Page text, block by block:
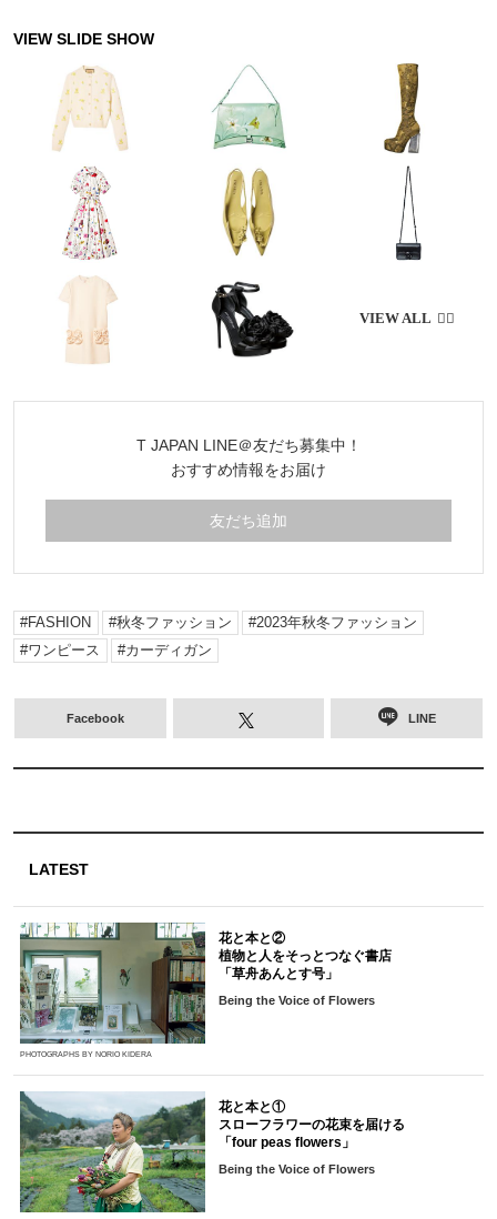
T JAPAN LINE＠友だち募集中！
おすすめ情報をお届け
友だち追加
FASHION 秋冬ファッション
2023年秋冬ファッション
ワンピース
カーディガン
Facebook LINE
LATEST
PHOTOGRAPHS BY NORIO KIDERA
花と本と②
植物と人をそっとつなぐ書店
「草舟あんとす号」
Being the Voice of Flowers
花と本と①
スローフラワーの花束を届ける
「four peas flowers」
Being the Voice of Flowers